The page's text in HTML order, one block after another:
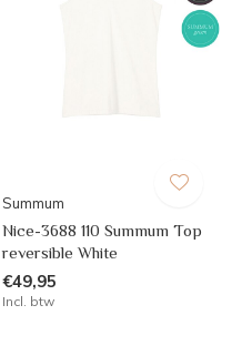
Summum
Nice-3688 110 Summum Top
reversible White
€49,95
Incl. btw